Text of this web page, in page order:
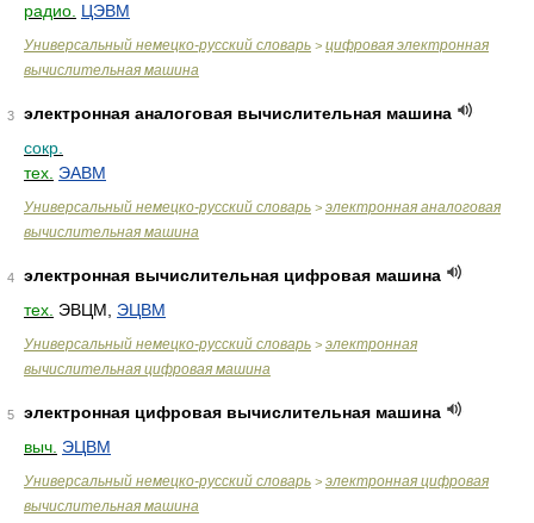
радио. ЦЭВМ
Универсальный немецко-русский словарь > цифровая электронная
вычислительная машина
3
электронная аналоговая вычислительная машина
сокр.
тех. ЭАВМ
Универсальный немецко-русский словарь > электронная аналоговая
вычислительная машина
4
электронная вычислительная цифровая машина
тех. ЭВЦМ, ЭЦВМ
Универсальный немецко-русский словарь > электронная
вычислительная цифровая машина
5
электронная цифровая вычислительная машина
выч. ЭЦВМ
Универсальный немецко-русский словарь > электронная цифровая
вычислительная машина